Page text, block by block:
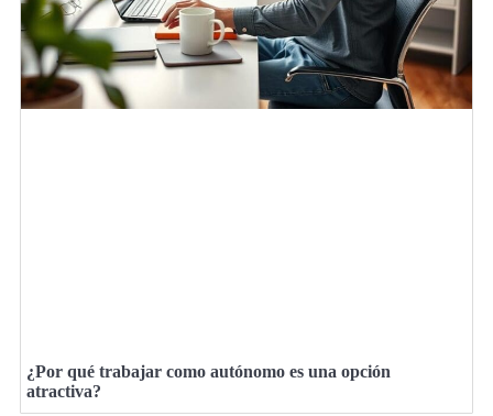
¿Por qué trabajar como autónomo es una opción
atractiva?